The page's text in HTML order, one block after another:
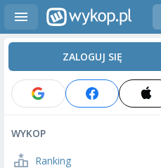
ZALOGUJ SIĘ
WYKOP
Ranking